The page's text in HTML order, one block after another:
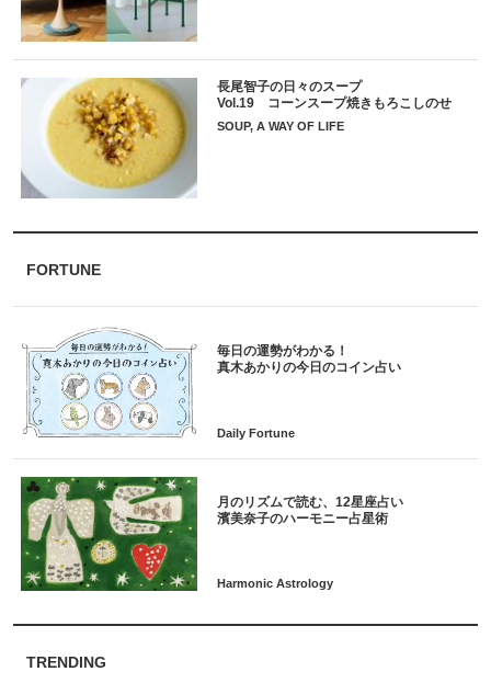
長尾智子の日々のスープ
Vol.19 コーンスープ焼きもろこしのせ
SOUP, A WAY OF LIFE
FORTUNE
毎日の運勢がわかる！
月のリズムで読む、12星座占い
TRENDING